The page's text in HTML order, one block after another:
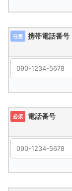
任意 携帯電話番号
必須 電話番号